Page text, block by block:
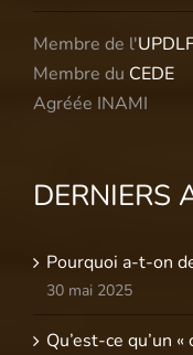
Membre de l'
Membre du CEDE
Agréée INAMI
DERNIERS
Pourquoi a-t-on
30 mai 2025
Qu’est-ce qu’un